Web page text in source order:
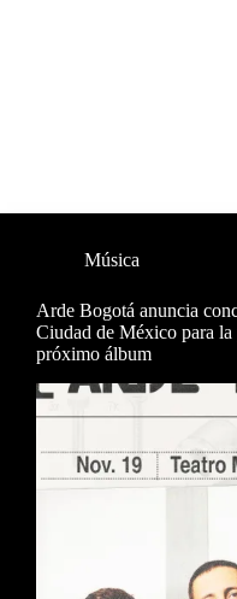
Música
Arde Bogotá anuncia
Ciudad de México para la
próximo álbum